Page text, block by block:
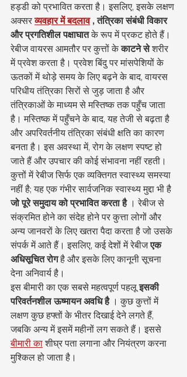
हड्डी को प्रभावित करता है। इसलिए, इसके लक्षण
अक्सर व्यवहार में बदलाव , तंत्रिका संबंधी विकार
और प्रगतिशील पक्षाघात के रूप में प्रकट होते हैं।
रेबीज वायरस आमतौर पर कुत्तों के काटने से शरीर
में प्रवेश करता है। प्रवेश बिंदु पर मांसपेशियों के
ऊतकों में थोड़े समय के लिए बढ़ने के बाद, वायरस
परिधीय तंत्रिका सिरों से जुड़ जाता है और
तंत्रिकाओं के माध्यम से मस्तिष्क तक पहुँच जाता
है। मस्तिष्क में पहुँचने के बाद, यह तेजी से बढ़ता है
और अपरिवर्तनीय तंत्रिका संबंधी क्षति का कारण
बनता है। इस अवस्था में, रोग के लक्षण स्पष्ट हो
जाते हैं और उपचार की कोई संभावना नहीं रहती।
कुत्तों में रेबीज सिर्फ एक व्यक्तिगत स्वास्थ्य समस्या
नहीं है; यह एक गंभीर सार्वजनिक स्वास्थ्य मुद्दा भी है
जो पूरे समुदाय को प्रभावित करता है । रेबीज से
संक्रमित होने का संदेह होने पर कुत्ता लोगों और
अन्य जानवरों के लिए खतरा पैदा करता है जो उसके
संपर्क में आते हैं। इसलिए, कई देशों में रेबीज एक
अधिसूचित रोग है और इसके लिए कानूनी सूचना
देना अनिवार्य है।
इस बीमारी का एक सबसे महत्वपूर्ण पहलू इसकी
परिवर्तनशील ऊष्मायन अवधि है । कुछ कुत्तों में
लक्षण कुछ हफ्तों के भीतर दिखाई देने लगते हैं,
जबकि अन्य में इसमें महीनों लग सकते हैं। इससे
बीमारी का शीघ्र पता लगाना और नियंत्रण करना
मुश्किल हो जाता है।